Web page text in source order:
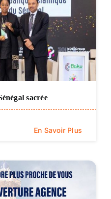
sacrée
En Savoir Plus